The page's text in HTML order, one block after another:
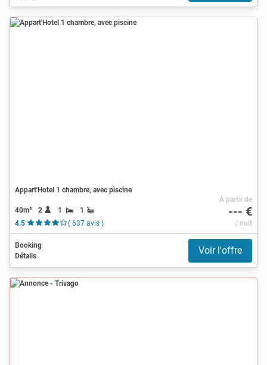
Appart'Hotel 1 chambre, avec piscine
40m² 2 1
1
4.5
( 637 avis )
À partir de
--- €
/ nuit
Booking
Détails
Voir l'offre
Annonce